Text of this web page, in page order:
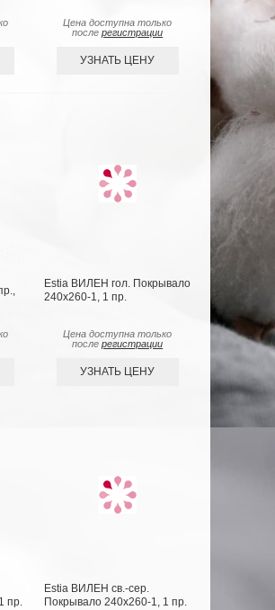
Цена доступна только
послерегистрации
УЗНАТЬ ЦЕНУ
Estia ВИЛЕН гол. Покрывало
240х260-1, 1 пр.
Цена доступна только
послерегистрации
УЗНАТЬ ЦЕНУ
пр.
Estia ВИЛЕН св.-сер.
Покрывало 240х260-1, 1 пр.